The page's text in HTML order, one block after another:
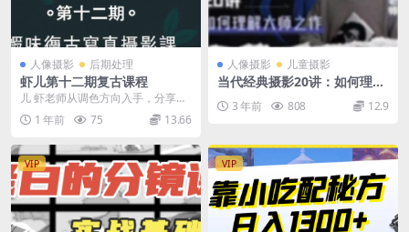
人像摄影 后期处理
虾儿第十二期复古课程
儿 虾老师从调色方向入手，分享多
种复古风格的配色方案。像复古港
风配色，以褪色感西...
1 年前 75 13.66
人像摄影 儿童摄影
当代经典摄影20讲：如何理解
3 年前 808 12.9
VIP VIP